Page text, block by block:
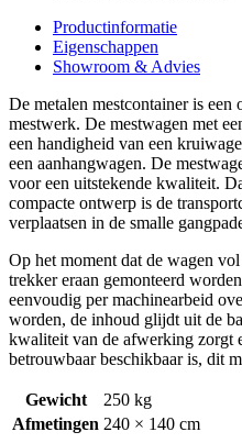
Productinformatie
Eigenschappen
Showroom & Advies
De metalen mestcontainer is
mestwerk. De mestwagen met
een handigheid van een
een aanhangwagen. De
voor een uitstekende kwaliteit.
compacte ontwerp is de
verplaatsen in de smalle
Op het moment dat de wagen
trekker eraan gemonteerd
eenvoudig per machinearbeid
worden, de inhoud glijdt uit de
kwaliteit van de afwerking zorgt
betrouwbaar beschikbaar is, dit
Gewicht
250 kg
Afmetingen 240 × 140 cm